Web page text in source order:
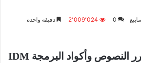
0 2٬009٬024 دقيقة واحدة
تفعيل برنامج محرر النصوص وأكواد البرمجة IDM